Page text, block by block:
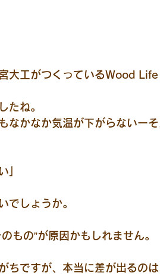
大工がつくっているWood Life
たね。
なかなか気温が下がらないー
」
でしょうか。
もの”が原因かもしれません。
ちですが、本当に差が出るの